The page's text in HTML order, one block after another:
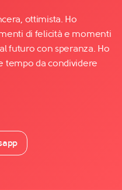
ottimista. Ho
di felicità e momenti
futuro con speranza. Ho
tempo da condividere